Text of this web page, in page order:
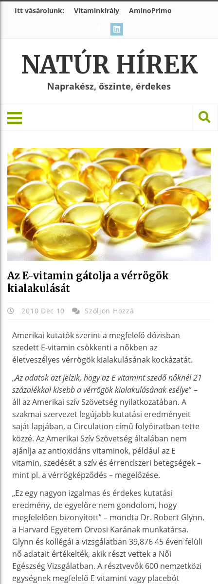
Itt vásárolunk: Vitaminkirály AminoPrimo
NATÚR HÍREK
Naprakész, őszinte, érdekes
Az E-vitamin gátolja a vérrögök
kialakulását
2010 Dec 10 Szóljon Hozzá
Amerikai kutatók szerint a megfelelő dózisban
szedett E-vitamin csökkenti a nőkben az
életveszélyes vérrögök kialakulásának kockázatát.
„Az adatok azt jelzik, hogy az E vitamint szedő nőknél 21
százalékkal kisebb a vérrögök kialakulásának esélye” –
áll az Amerikai szív Szövetség nyilatkozatában. A
szakmai szervezet legújabb kutatási eredményeit
saját lapjában, a Circulation című folyóiratban tette
közzé. Az Amerikai Szív Szövetség általában nem
ajánlja az antioxidáns vitaminok, például az E
vitamin, szedését a szív és érrendszeri betegségek –
mint pl. a vérrögképződés – megelőzése.
„Ez egy nagyon izgalmas és érdekes kutatási
eredmény, de egyelőre nem gondolom, hogy
megfelelően bizonyított” – mondta Dr. Robert Glynn,
a Harvard Egyetem Orvosi Karának munkatársa.
Glynn és kollégái a vizsgálatban 39,876 45 éven felüli
nő adatait értékelték, akik részt vettek a Női
Egészség Vizsgálatban. A résztvevők 600 nemzetközi
egységnek megfelelő E vitamint vagy placebót